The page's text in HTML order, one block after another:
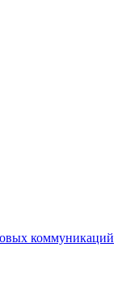
коммуникаций